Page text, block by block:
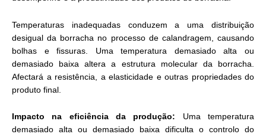
Temperaturas inadequadas conduzem a uma distribuição
desigual da borracha no processo de calandragem, causando
bolhas e fissuras. Uma temperatura demasiado alta ou
demasiado baixa altera a estrutura molecular da borracha.
Afectará a resistência, a elasticidade e outras propriedades do
produto final.
Impacto na eficiência da produção: Uma temperatura
demasiado alta ou demasiado baixa dificulta o controlo do